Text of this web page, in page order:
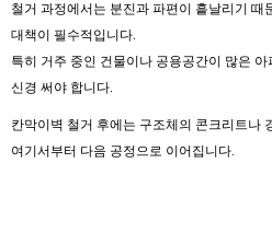
철거 과정에서는 분진과 파편이 흩날리기 때
대책이 필수적입니다.
특히 거주 중인 건물이나 공용공간이 많은
신경 써야 합니다.
칸막이벽 철거 후에는 구조체의 콘크리트나
여기서부터 다음 공정으로 이어집니다.